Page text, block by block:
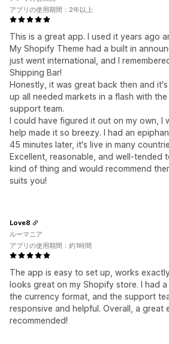
This is a great app. I used it years ago
My Shopify Theme had a built in
just went international, and I
Shipping Bar!
Honestly, it was great back then and
up all needed markets in a flash with
support team.
I could have figured it out on my own, I
help made it so breezy. I had an
45 minutes later, it's live in many
Excellent, reasonable, and well-tended
kind of thing and would recommend
suits you!
アプリの使用期間：2年以上
The app is easy to set up, works
looks great on my Shopify store. I had
the currency format, and the support
responsive and helpful. Overall, a great
recommended!
Love8
ルーマニア
アプリの使用期間：約1時間